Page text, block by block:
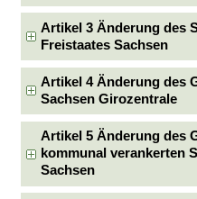
Artikel 3 Änderung des
Freistaates Sachsen
Artikel 4 Änderung des
Sachsen Girozentrale
Artikel 5 Änderung des
kommunal verankerten
Sachsen